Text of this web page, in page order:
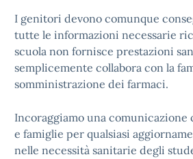
I genitori devono comunque
tutte le informazioni necessarie
scuola non fornisce prestazioni
semplicemente collabora con la
somministrazione dei farmaci.
Incoraggiamo una comunicazione
e famiglie per qualsiasi
nelle necessità sanitarie degli